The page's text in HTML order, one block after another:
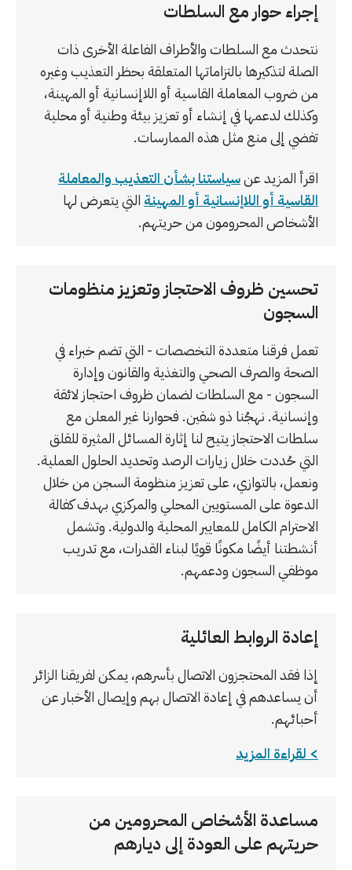
إجراء حوار مع السلطات
نتحدث مع السلطات والأطراف الفاعلة الأخرى ذات
الصلة لتذكيرها بالتزاماتها المتعلقة بحظر التعذيب وغيره
من ضروب المعاملة القاسية أو اللاإنسانية أو المهينة،
وكذلك لدعمها في إنشاء أو تعزيز بيئة وطنية أو محلية
تفضي إلى منع مثل هذه الممارسات.
اقرأ المزيد عنسياستنا بشأن التعذيب والمعاملة
القاسية أو اللاإنسانية أو المهينة التي يتعرض لها
الأشخاص المحرومون من حريتهم.
تحسين ظروف الاحتجاز وتعزيز منظومات
السجون
تعمل فرقنا متعددة التخصصات - التي تضم خبراء في
الصحة والصرف الصحي والتغذية والقانون وإدارة
السجون - مع السلطات لضمان ظروف احتجاز لائقة
وإنسانية. نهجُنا ذو شقين. فحوارنا غير المعلن مع
سلطات الاحتجاز يتيح لنا إثارة المسائل المثيرة للقلق
التي حُددت خلال زيارات الرصد وتحديد الحلول العملية.
ونعمل، بالتوازي، على تعزيز منظومة السجن من خلال
الدعوة على المستويين المحلي والمركزي بهدف كفالة
الاحترام الكامل للمعايير المحلية والدولية. وتشمل
أنشطتنا أيضًا مكونًا قويًا لبناء القدرات، مع تدريب
موظفي السجون ودعمهم.
إعادة الروابط العائلية
إذا فقد المحتجزون الاتصال بأسرهم، يمكن لفريقنا الزائر
أن يساعدهم في إعادة الاتصال بهم وإيصال الأخبار عن
أحبائهم.
لقراءة المزيد
مساعدة الأشخاص المحرومين من
حريتهم على العودة إلى ديارهم